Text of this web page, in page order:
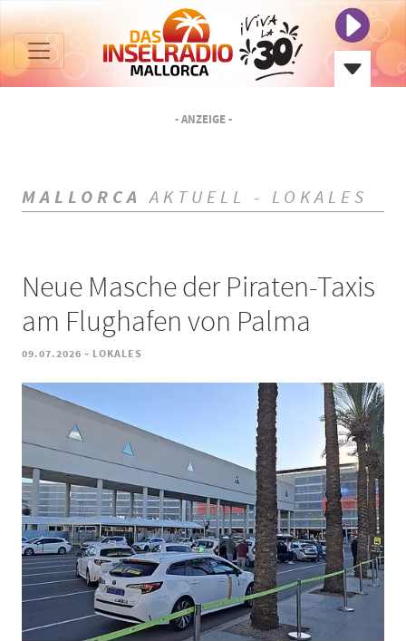
- ANZEIGE -
MALLORCA AKTUELL - LOKALES
Neue Masche der Piraten-Taxis
am Flughafen von Palma
09.07.2026 - LOKALES